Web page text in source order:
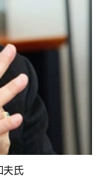
夫氏